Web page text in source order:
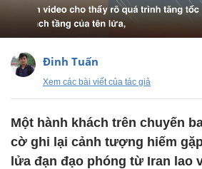
Đinh Tuấn
Xem các bài viết của tác giả
Một hành khách trên chuyến
cờ ghi lại cảnh tượng hiếm
lửa đạn đạo phóng từ Iran lao